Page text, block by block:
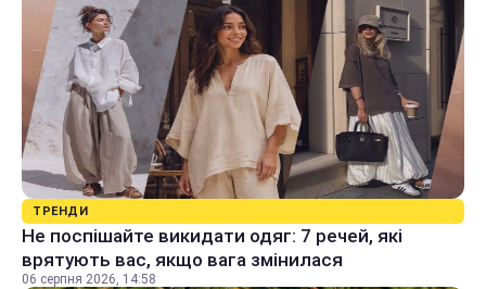
ТРЕНДИ
Не поспішайте викидати одяг: 7 речей, які
врятують вас, якщо вага змінилася
06 серпня 2026, 14:58